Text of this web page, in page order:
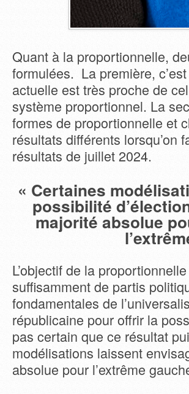
Quant à la proportionnelle,
formulées. La première,
actuelle est très proche de
système proportionnel. La
formes de proportionnelle et
résultats différents lorsqu’on
résultats de juillet 2024.
« Certaines
possibilité
majorité absolue
L’objectif de la
suffisamment de partis
fondamentales de
républicaine pour offrir la
pas certain que ce résultat
modélisations laissent
absolue pour l’extrême